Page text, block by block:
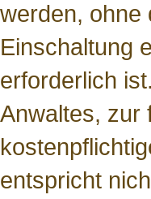
werden, ohne
Einschaltung
erforderlich
Anwaltes, zur
entspricht